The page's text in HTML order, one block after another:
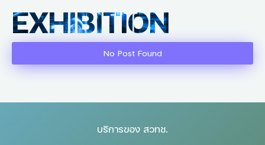
EXHIBITION
No Post Found
บริการของ สวทช.